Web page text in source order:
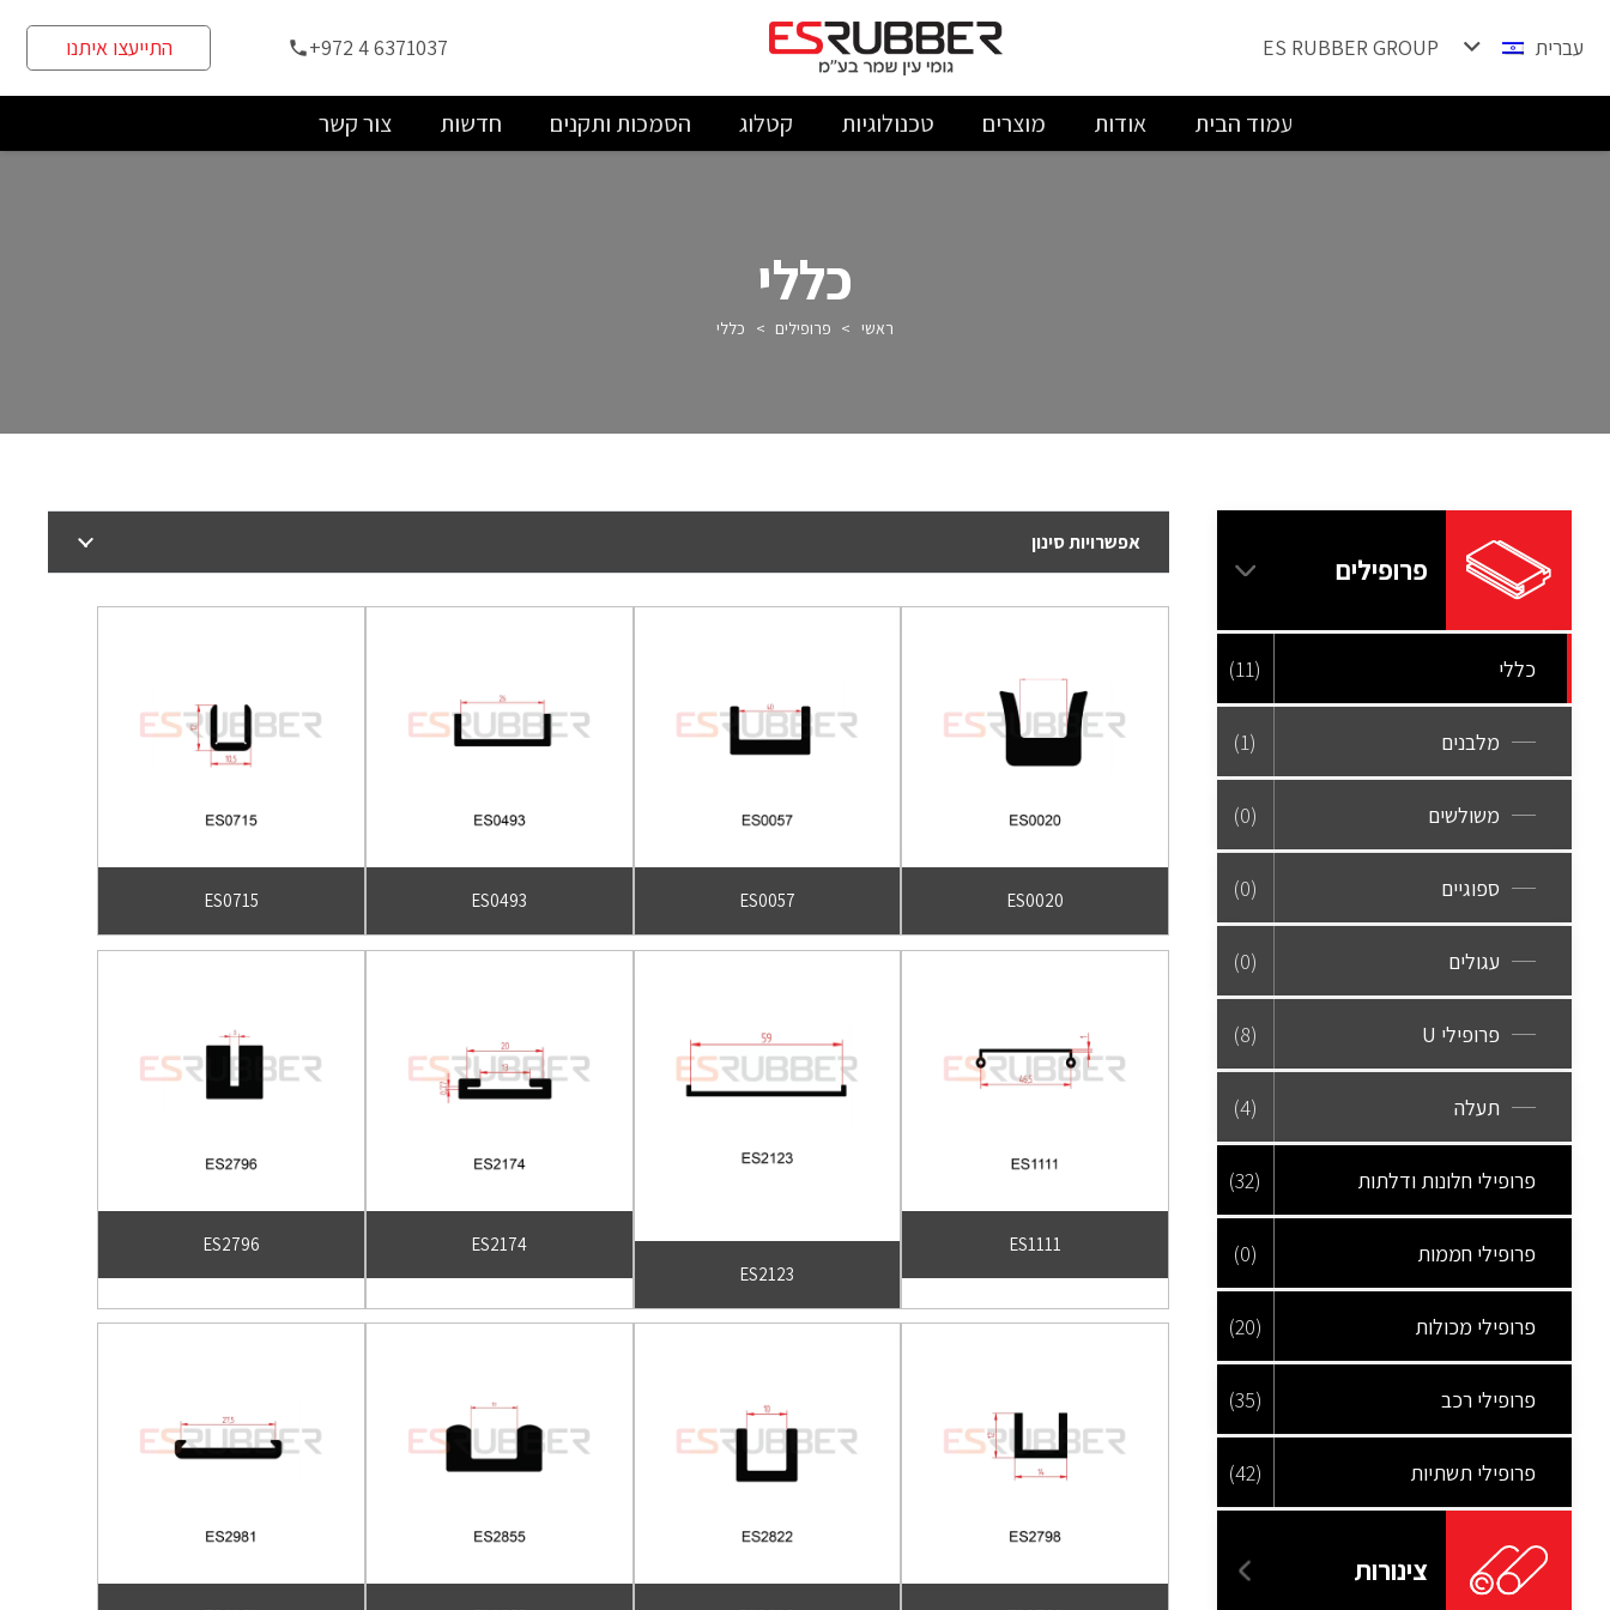
התייעצו איתנו phone+972 4 6371037 ES RUBBER GROUP עברית
עמוד הבית אודות מוצרים טכנולוגיות קטלוג הסמכות ותקנים חדשות צור קשר
כללי
ראשי > פרופילים > כללי
פרופילים
כללי (11)
מלבנים (1)
משולשים (0)
ספוגיים (0)
עגולים (0)
פרופילי U (8)
תעלה (4)
פרופילי חלונות ודלתות (32)
פרופילי חממות (0)
פרופילי מכולות (20)
פרופילי רכב (35)
פרופילי תשתיות (42)
צינורות
אפשרויות סינון
ES0020
ES0057
ES0493
ES0715
ES1111
ES2123
ES2174
ES2796